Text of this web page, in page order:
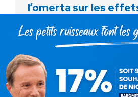
l’omerta sur les
secondaires !
Vidéo Debout La France
Retrouvez l’intégralité de
Nicolas DUPONT-AIGNAN !